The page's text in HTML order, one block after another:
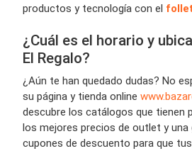
productos y tecnología con el
¿Cuál es el horario y
El Regalo?
¿Aún te han quedado dudas? No
su página y tienda online
descubre los catálogos que tienen
los mejores precios de outlet y una
cupones de descuento para que